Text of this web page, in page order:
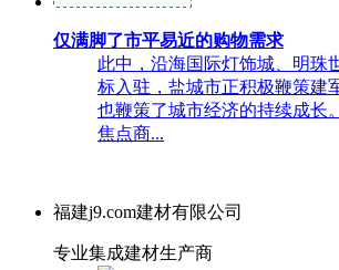
仅满脚了市平易近的购物需求
此中，沿海国际灯饰城、明珠
标入驻，盐城市正积极鞭策建
也鞭策了城市经济的持续成长
焦点商...
福建j9.com建材有限公司
专业集成建材生产商